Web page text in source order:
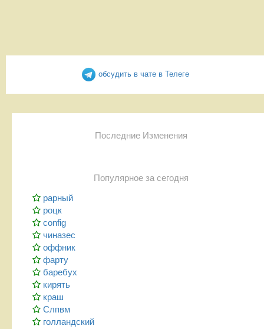
обсудить в чате в Телеге
Последние Изменения
Популярное за сегодня
рарный
роцк
config
чиназес
оффник
фарту
баребух
кирять
краш
Слпвм
голландский